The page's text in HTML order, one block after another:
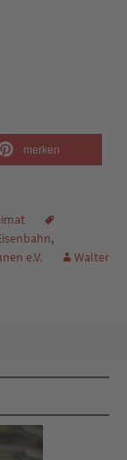
merken
,
e.V.
Walter